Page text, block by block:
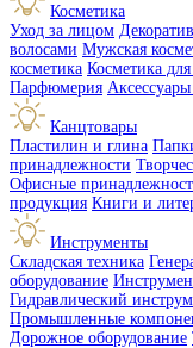
Косметика
Уход за лицом
волосами Мужская
косметика Косметика
Парфюмерия
Канцтовары
Пластилин и глина
принадлежности
Офисные
продукция Книги и
Инструменты
Складская техника
оборудование
Гидравлический
Промышленные
Дорожное оборудование